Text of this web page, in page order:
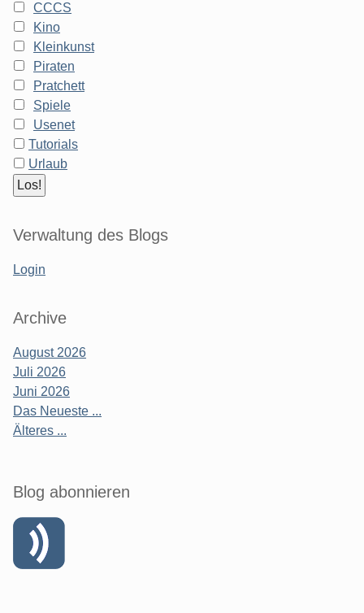
CCCS
Kino
Kleinkunst
Piraten
Pratchett
Spiele
Usenet
Tutorials
Urlaub
Verwaltung des Blogs
Login
Archive
August 2026
Juli 2026
Juni 2026
Das Neueste ...
Älteres ...
Blog abonnieren